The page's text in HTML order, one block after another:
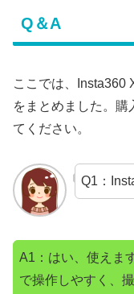
Q＆A
ここでは、Insta360
をまとめました。購
てください。
Q1：
A1：はい、使えま
で操作しやすく、